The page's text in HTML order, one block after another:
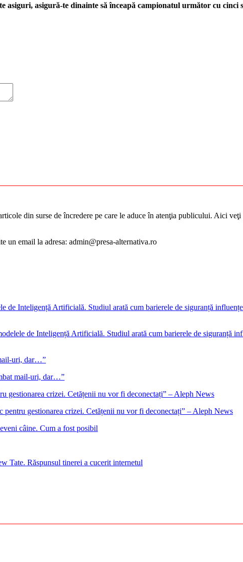
asiguri, asigură-te dinainte să înceapă campionatul următor cu cinci
din surse de încredere pe care le aduce în atenţia publicului. Aici
un email la adresa: admin@presa-alternativa.ro
de Inteligență Artificială. Studiul arată cum barierele de siguranță
mail-uri, dar…”
gestionarea crizei. Cetățenii nu vor fi deconectați” – Aleph News
câine. Cum a fost posibil
Tate. Răspunsul tinerei a cucerit internetul